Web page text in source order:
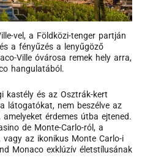
vel, a Földközi-tenger partján
a fényűzés a lenyűgöző
Ville óvárosa remek hely arra,
hangulatából.
kastély és az Osztrák-kert
látogatókat, nem beszélve az
érdemes útba ejtened.
de Monte-Carlo-ról, a
az ikonikus Monte Carlo-i
Monaco exklúzív életstílusának